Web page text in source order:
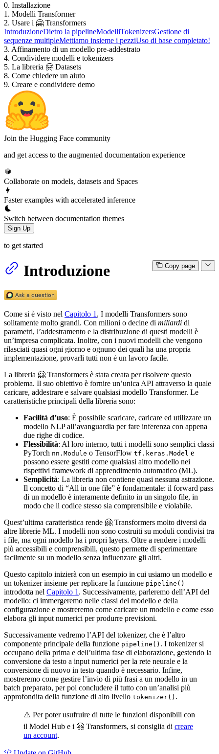
0. Installazione
1. Modelli Transformer
2. Usare i 🤗 Transformers
IntroduzioneDietro la pipelineModelliTokenizersGestione di
sequenze multipleMettiamo insieme i pezziUso di base completato!
3. Affinamento di un modello pre-addestrato
4. Condividere modelli e tokenizers
5. La libreria 🤗 Datasets
8. Come chiedere un aiuto
9. Creare e condividere demo
Join the Hugging Face community
and get access to the augmented documentation experience
Collaborate on models, datasets and Spaces
Faster examples with accelerated inference
Switch between documentation themes
Sign Up
to get started
Copy page
Introduzione
Come si è visto nel Capitolo 1 , I modelli Transformers sono
solitamente molto grandi. Con milioni o decine di miliardi di
parametri, l’addestramento e la distribuzione di questi modelli è
un’impresa complicata. Inoltre, con i nuovi modelli che vengono
rilasciati quasi ogni giorno e ognuno dei quali ha una propria
implementazione, provarli tutti non è un lavoro facile.
La libreria 🤗 Transformers è stata creata per risolvere questo
problema. Il suo obiettivo è fornire un’unica API attraverso la quale
caricare, addestrare e salvare qualsiasi modello Transformer. Le
caratteristiche principali della libreria sono:
Facilità d’uso: È possibile scaricare, caricare ed utilizzare un
modello NLP all’avanguardia per fare inferenza con appena
due righe di codice.
Flessibilità: Al loro interno, tutti i modelli sono semplici classi
PyTorch nn.Module o TensorFlow tf.keras.Model e
possono essere gestiti come qualsiasi altro modello nei
rispettivi framework di apprendimento automatico (ML).
Semplicità: La libreria non contiene quasi nessuna astrazione.
Il concetto di “All in one file” è fondamentale: il forward pass
di un modello è interamente definito in un singolo file, in
modo che il codice stesso sia comprensibile e violabile.
Quest’ultima caratteristica rende 🤗 Transformers molto diversi da
altre librerie ML. I modelli non sono costruiti su moduli condivisi tra
i file, ma ogni modello ha i propri layers. Oltre a rendere i modelli
più accessibili e comprensibili, questo permette di sperimentare
facilmente su un modello senza influenzare gli altri.
Questo capitolo inizierà con un esempio in cui usiamo un modello e
un tokenizer insieme per replicare la funzione pipeline()
introdotta nel Capitolo 1 . Successivamente, parleremo dell’API del
modello: ci immergeremo nelle classi del modello e della
configurazione e mostreremo come caricare un modello e come esso
elabora gli input numerici per produrre previsioni.
Successivamente vedremo l’API del tokenizer, che è l’altro
componente principale della funzione pipeline() . I tokenizer si
occupano della prima e dell’ultima fase di elaborazione, gestendo la
conversione da testo a input numerici per la rete neurale e la
conversione di nuovo in testo quando è necessario. Infine,
mostreremo come gestire l’invio di più frasi a un modello in un
batch preparato, per poi concludere il tutto con un’analisi più
approfondita della funzione di alto livello tokenizer() .
⚠️ Per poter usufruire di tutte le funzioni disponibili con
il Model Hub e i 🤗 Transformers, si consiglia di creare
un account.